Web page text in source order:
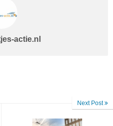
actie.nl
Next Post